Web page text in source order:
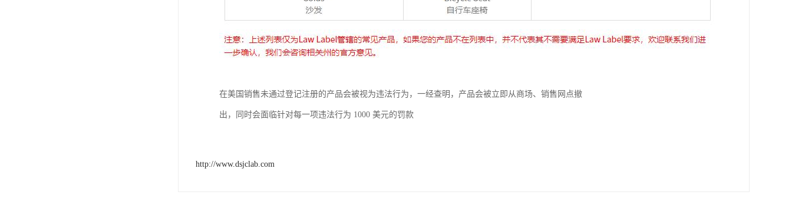
在美国销售未通过登记注册的产品会被视为违法行为，一经查明，产品会被立即从商场、销售网点撤
出，同时会面临针对每一项违法行为 1000 美元的罚款
http://www.dsjclab.com